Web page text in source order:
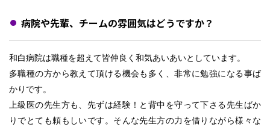
病院や先輩、チームの雰囲気はどうですか？
和白病院は職種を超えて皆仲良く和気あいあいとしています。
多職種の方から教えて頂ける機会も多く、非常に勉強になる事ば
かりです。
上級医の先生方も、先ずは経験！と背中を守って下さる先生ばか
りでとても頼もしいです。そんな先生方の力を借りながら様々な